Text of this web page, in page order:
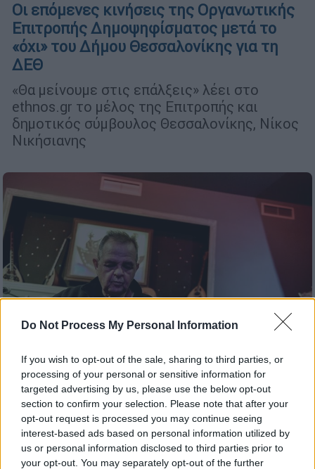
Do Not Process My Personal Information
If you wish to opt-out of the sale, sharing to third parties, or
processing of your personal or sensitive information for
targeted advertising by us, please use the below opt-out
section to confirm your selection. Please note that after your
opt-out request is processed you may continue seeing
interest-based ads based on personal information utilized by
us or personal information disclosed to third parties prior to
your opt-out. You may separately opt-out of the further
Οι επόμενες κινήσεις της Οργανωτικής
Επιτροπής Δημοψηφίσματος μετά το
«όχι» του Δήμου Θεσσαλονίκης για τη
ΔΕΘ
«Θα μείνουμε στις επάλξεις» λέει στο
ethnos.gr το μέλος της Επιτροπής και
δημοτικός σύμβουλος Θεσσαλονίκης, Νίκος
Νικήσιανης
Πολιτική| 09.03.2026 21:19
Ο Κορακάκης διαψεύδει το ΠΑΣΟΚ -
Αφαιρέθηκε το όνομά του από την
Επιτροπή Διεύρυνσης